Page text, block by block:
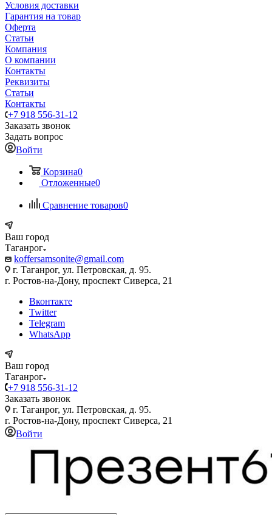
Условия доставки
Гарантия на товар
Оферта
Статьи
Компания
О компании
Контакты
Реквизиты
Статьи
Контакты
+7 918 556-31-12
Заказать звонок
Задать вопрос
Войти
Корзина0
Отложенные0
Сравнение товаров0
Ваш город
Таганрог
koffersamsonite@gmail.com
г. Таганрог, ул. Петровская, д. 95.
г. Ростов-на-Дону, проспект Сиверса, 21
Вконтакте
Twitter
Telegram
WhatsApp
Ваш город
Таганрог
+7 918 556-31-12
Заказать звонок
г. Таганрог, ул. Петровская, д. 95.
г. Ростов-на-Дону, проспект Сиверса, 21
Войти